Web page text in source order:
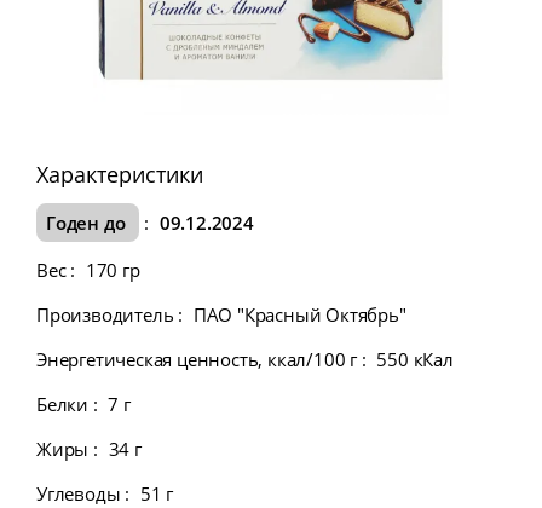
Характеристики
Годен до : 09.12.2024
Вес : 170 гр
Производитель : ПАО "Красный Октябрь"
Энергетическая ценность, ккал/100 г : 550 кКал
Белки : 7 г
Жиры : 34 г
Углеводы : 51 г